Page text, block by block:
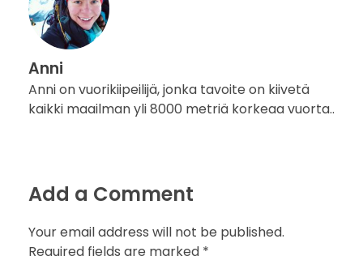
Anni
Anni on vuorikiipeilijä, jonka tavoite on kiivetä
kaikki maailman yli 8000 metriä korkeaa vuorta..
Add a Comment
Your email address will not be published.
Required fields are marked *